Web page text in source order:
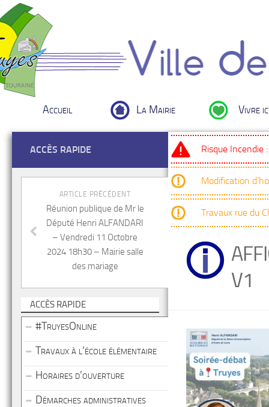
Accueil La Mairie Vivre
Risque Incendie
Modification
Travaux rue du
V1
ACCÈS RAPIDE
ARTICLE PRÉCÉDENT
Réunion publique de Mr le
Député Henri ALFANDARI
– Vendredi 11 Octobre
2024 18h30 – Mairie salle
des mariage
ACCÈS RAPIDE
#TruyesOnline
Travaux à l’école élémentaire
Horaires d’ouverture
Démarches administratives